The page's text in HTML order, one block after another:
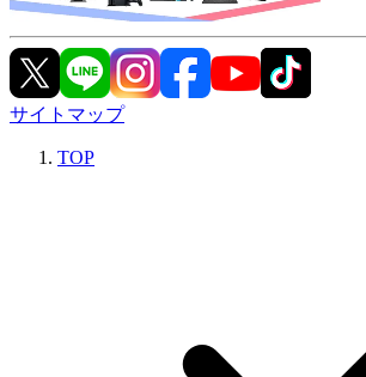
サイトマップ
TOP